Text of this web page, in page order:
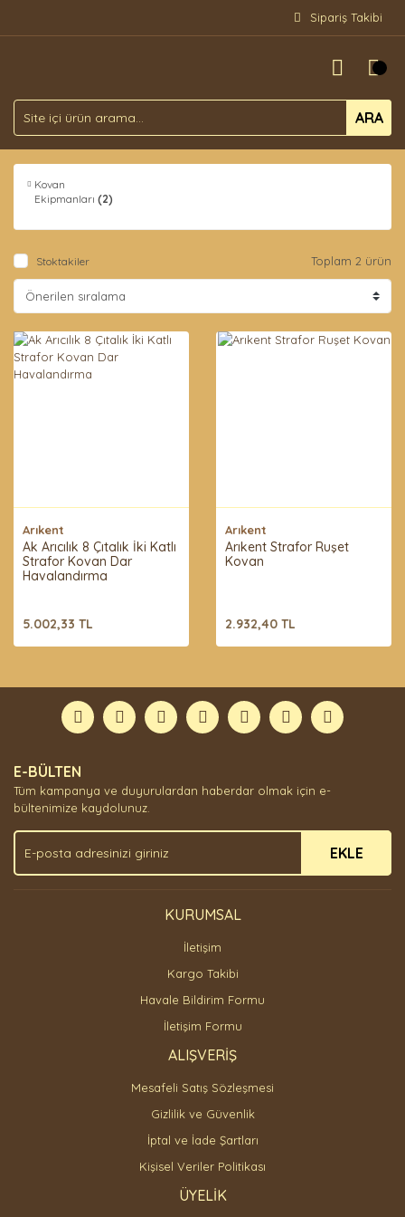
Sipariş Takibi
ARA
Kovan
Ekipmanları (2)
Stoktakiler Toplam 2 ürün
Arıkent
Ak Arıcılık 8 Çıtalık İki Katlı
Strafor Kovan Dar
Havalandırma
5.002,33 TL
Arıkent
Arıkent Strafor Ruşet
Kovan
2.932,40 TL
E-BÜLTEN
Tüm kampanya ve duyurulardan haberdar olmak için e-
bültenimize kaydolunuz.
EKLE
KURUMSAL
İletişim
Kargo Takibi
Havale Bildirim Formu
İletişim Formu
ALIŞVERİŞ
Mesafeli Satış Sözleşmesi
Gizlilik ve Güvenlik
İptal ve İade Şartları
Kişisel Veriler Politikası
ÜYELİK